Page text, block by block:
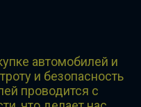
автомобилей и
и безопасность
проводится с